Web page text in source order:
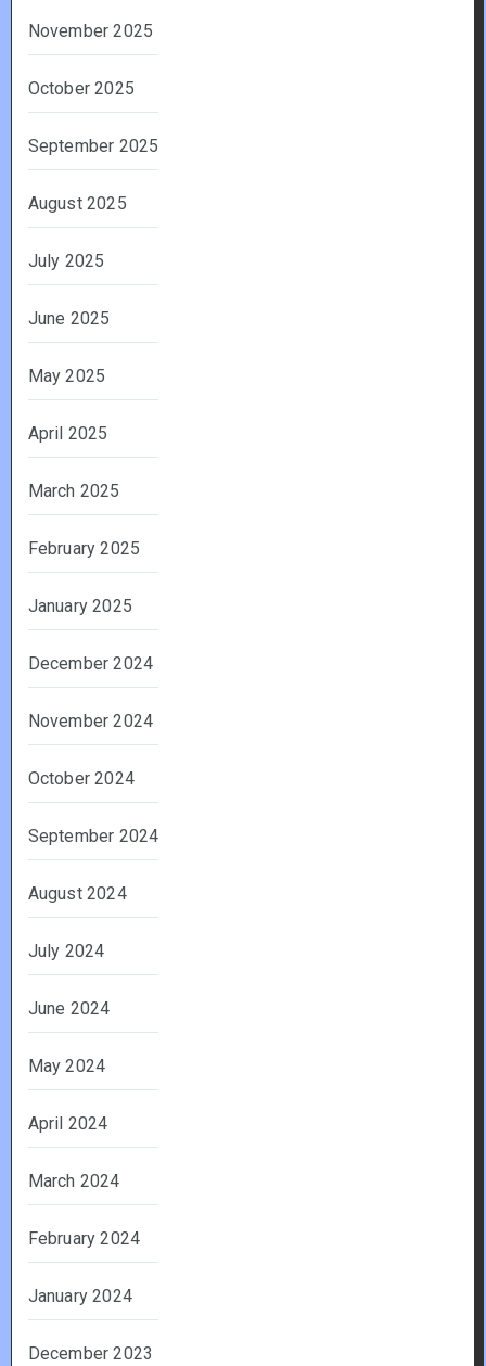
November 2025
October 2025
September 2025
August 2025
July 2025
June 2025
May 2025
April 2025
March 2025
February 2025
January 2025
December 2024
November 2024
October 2024
September 2024
August 2024
July 2024
June 2024
May 2024
April 2024
March 2024
February 2024
January 2024
December 2023